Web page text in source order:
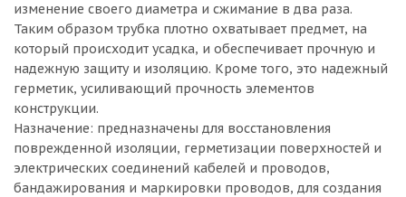
изменение своего диаметра и сжимание в два раза.
Таким образом трубка плотно охватывает предмет, на
который происходит усадка, и обеспечивает прочную и
надежную защиту и изоляцию. Кроме того, это надежный
герметик, усиливающий прочность элементов
конструкции.
Назначение: предназначены для восстановления
поврежденной изоляции, герметизации поверхностей и
электрических соединений кабелей и проводов,
бандажирования и маркировки проводов, для создания